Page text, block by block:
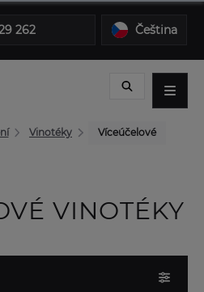
262 Čeština
Vinotéky Víceúčelové
VINOTÉKY